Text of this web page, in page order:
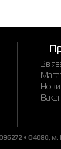
• 04080, м.